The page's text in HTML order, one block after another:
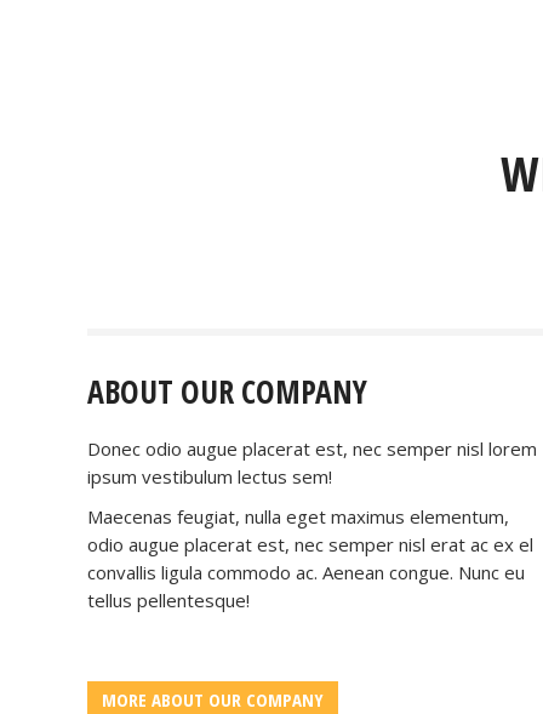
ABOUT OUR COMPANY
Donec odio augue placerat est, nec semper nisl lorem
ipsum vestibulum lectus sem!
Maecenas feugiat, nulla eget maximus elementum,
odio augue placerat est, nec semper nisl erat ac ex el
convallis ligula commodo ac. Aenean congue. Nunc eu
tellus pellentesque!
MORE ABOUT OUR COMPANY
Donec vestibulum lectus sem, vel convallis